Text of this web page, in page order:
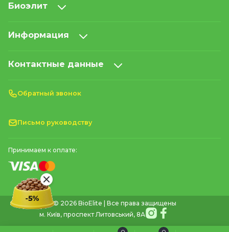
Биоэлит
Информация
Контактные данные
Обратный звонок
Письмо руководству
Принимаем к оплате:
© 2026 BioElite | Все права защищены
м. Київ, проспект Литовський, 8А